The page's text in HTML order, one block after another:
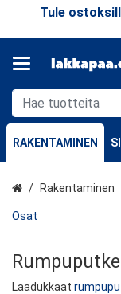
Tule
RAKENTAMINEN
EtusivuRakentaminen
Osat
Laadukkaat